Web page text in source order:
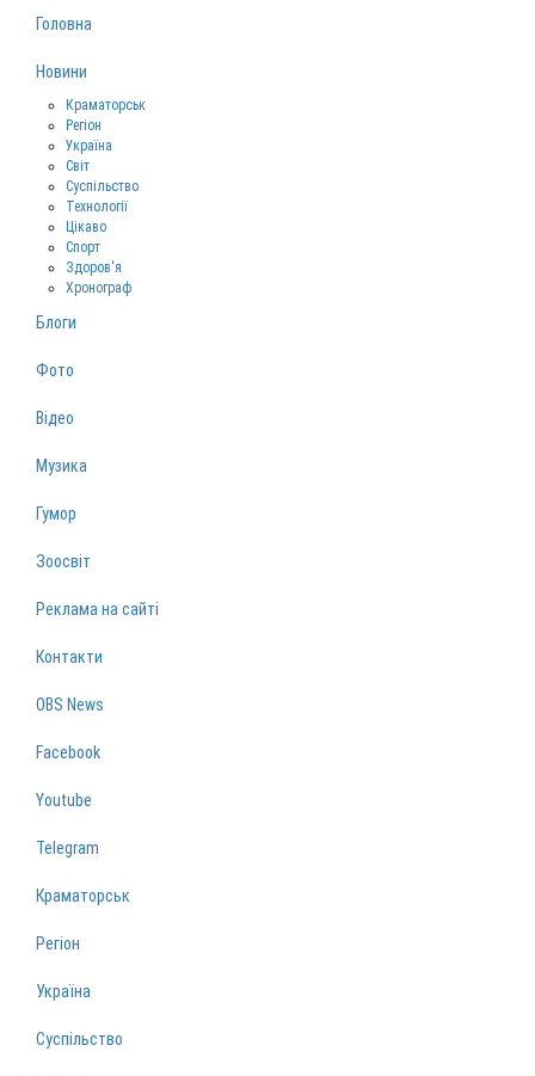
Головна
Новини
Краматорськ
Регіон
Україна
Світ
Суспільство
Технології
Цікаво
Спорт
Здоров‘я
Хронограф
Блоги
Фото
Відео
Музика
Гумор
Зоосвіт
Реклама на сайті
Контакти
OBS News
Facebook
Youtube
Telegram
Краматорськ
Регіон
Україна
Суспільство